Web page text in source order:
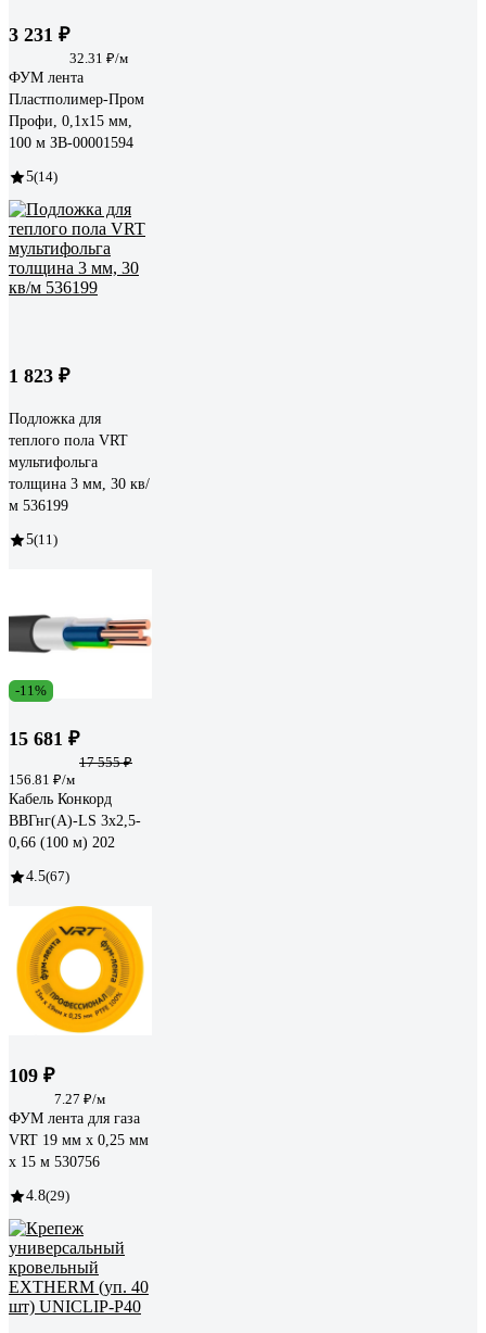
3 231 ₽
32.31 ₽/м
ФУМ лента
Пластполимер-Пром
Профи, 0,1х15 мм,
100 м ЗВ-00001594
5(14)
1 823 ₽
Подложка для
теплого пола VRT
мультифольга
толщина 3 мм, 30 кв/
м 536199
5(11)
-11%
15 681 ₽
17 555 ₽
156.81 ₽/м
Кабель Конкорд
ВВГнг(А)-LS 3х2,5-
0,66 (100 м) 202
4.5(67)
109 ₽
7.27 ₽/м
ФУМ лента для газа
VRT 19 мм х 0,25 мм
х 15 м 530756
4.8(29)